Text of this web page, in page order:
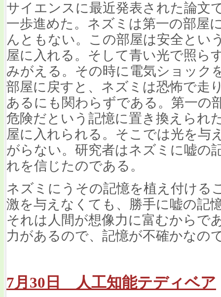
サイエンスに最近発表された論文
一歩進めた。ネズミは第一の部屋
んともない。この部屋は安全とい
屋に入れる。そして青い光で照ら
みがえる。その時に電気ショック
部屋に戻すと、ネズミは恐怖で走
あるにも関わらずである。第一の
危険だという記憶に置き換えられ
屋に入れられる。そこでは光を与
がらない。研究者はネズミに嘘の
れを信じたのである。
ネズミにうその記憶を植え付ける
激を与えなくても、勝手に嘘の記
それは人間が想像力に富むからで
力があるので、記憶が不確かなの
7月30日 人工知能テディベア